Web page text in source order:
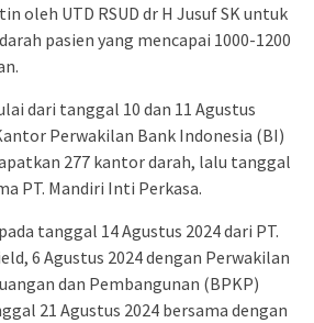
oleh UTD RSUD dr H Jusuf SK untuk
pasien yang mencapai 1000-1200
dari tanggal 10 dan 11 Agustus
Perwakilan Bank Indonesia (BI)
277 kantor darah, lalu tanggal
PT. Mandiri Inti Perkasa.
tanggal 14 Agustus 2024 dari PT.
6 Agustus 2024 dengan Perwakilan
dan Pembangunan (BPKP)
21 Agustus 2024 bersama dengan